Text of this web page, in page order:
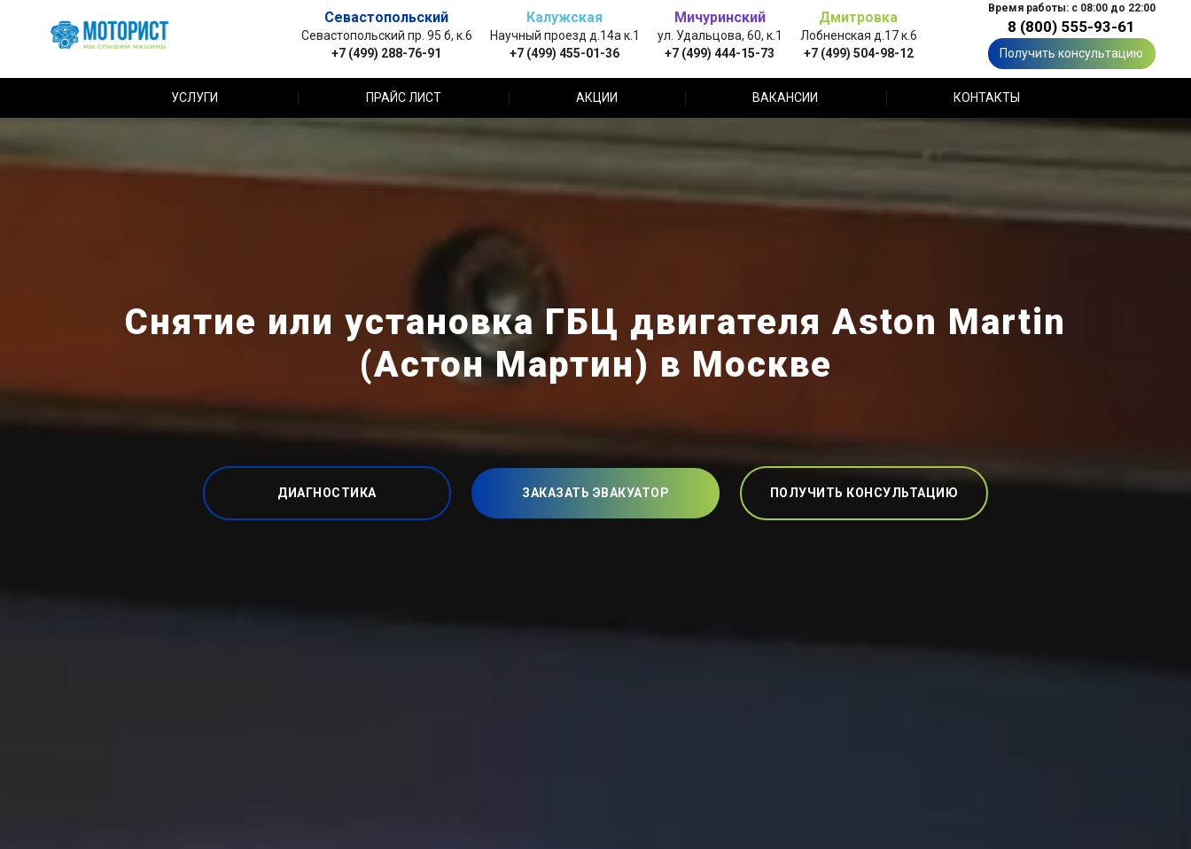
Севастопольский
Севастопольский пр. 95 б, к.6
+7 (499) 288-76-91
Калужская
Научный проезд д.14а к.1
+7 (499) 455-01-36
Мичуринский
ул. Удальцова, 60, к.1
+7 (499) 444-15-73
Дмитровка
Лобненская д.17 к.6
+7 (499) 504-98-12
Время работы: с 08:00 до 22:00
8 (800) 555-93-61
Получить консультацию
УСЛУГИ ПРАЙС ЛИСТ АКЦИИ ВАКАНСИИ КОНТАКТЫ
Снятие или установка ГБЦ двигателя Aston Martin
(Астон Мартин) в Москве
ДИАГНОСТИКА ЗАКАЗАТЬ ЭВАКУАТОР ПОЛУЧИТЬ КОНСУЛЬТАЦИЮ